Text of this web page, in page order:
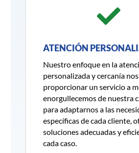

ATENCIÓN
Nuestro enfoque en la
personalizada y cercanía
proporcionar un servicio a
enorgullecemos de nuestra
para adaptarnos a las
específicas de cada cliente,
soluciones adecuadas y
cada caso.